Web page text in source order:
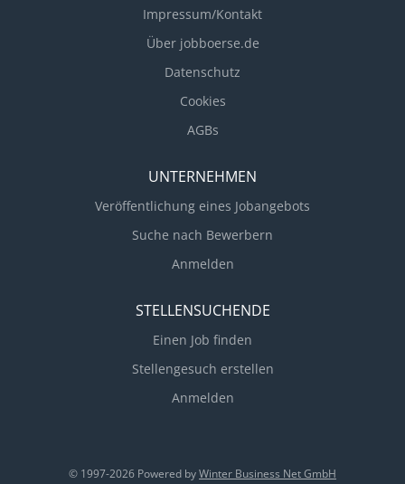
Impressum/Kontakt
Über jobboerse.de
Datenschutz
Cookies
AGBs
UNTERNEHMEN
Veröffentlichung eines Jobangebots
Suche nach Bewerbern
Anmelden
STELLENSUCHENDE
Einen Job finden
Stellengesuch erstellen
Anmelden
© 1997-2026 Powered byWinter Business Net GmbH